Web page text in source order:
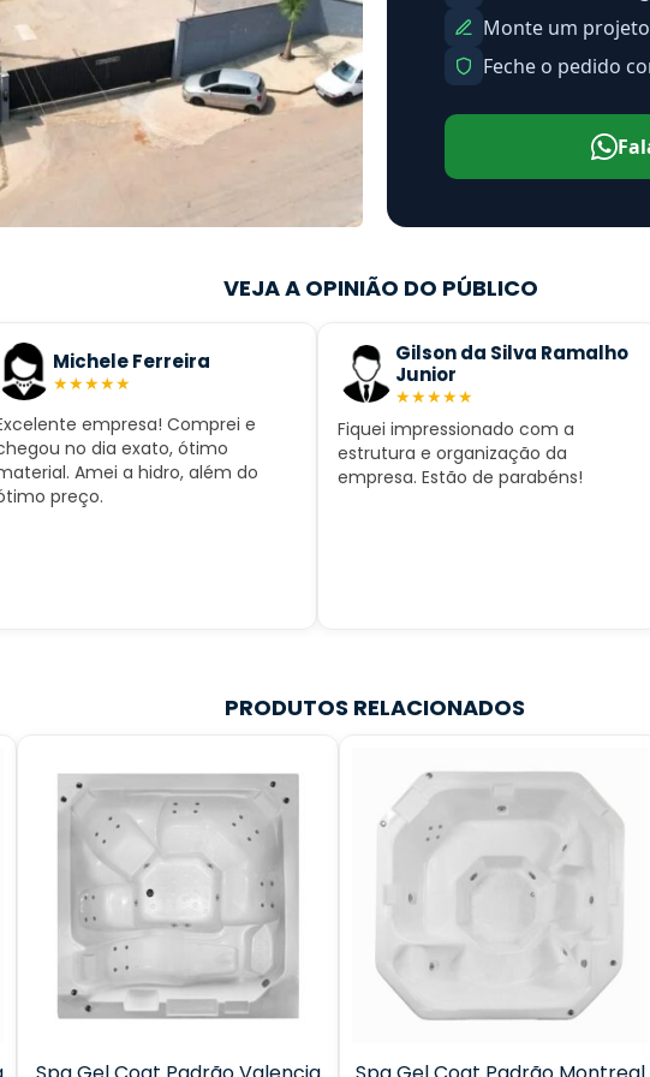
Monte um
Feche o pedido
VEJA A OPINIÃO DO PÚBLICO
Michele Ferreira
★★★★★
empresa! Comprei e
no dia exato, ótimo
Amei a hidro, além do
preço.
Gilson da Silva Ramalho
Junior
★★★★★
Fiquei impressionado com a
estrutura e organização da
empresa. Estão de parabéns!
PRODUTOS RELACIONADOS